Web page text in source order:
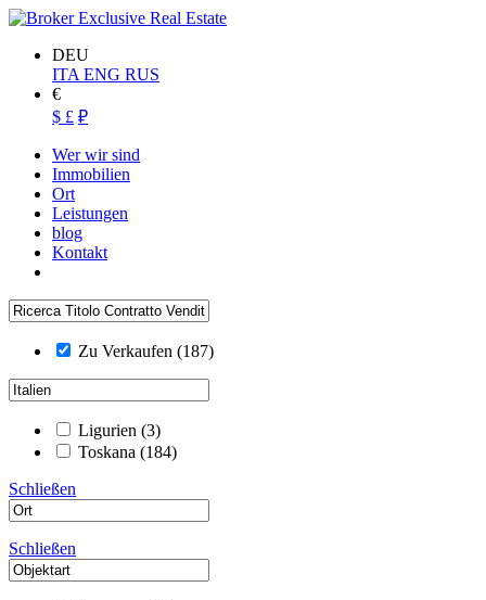
DEU
ITA ENG RUS
€
$ £ ₽
Wer wir sind
Immobilien
Ort
Leistungen
blog
Kontakt
Zu Verkaufen (187)
Ligurien (3)
Toskana (184)
Schließen
Schließen